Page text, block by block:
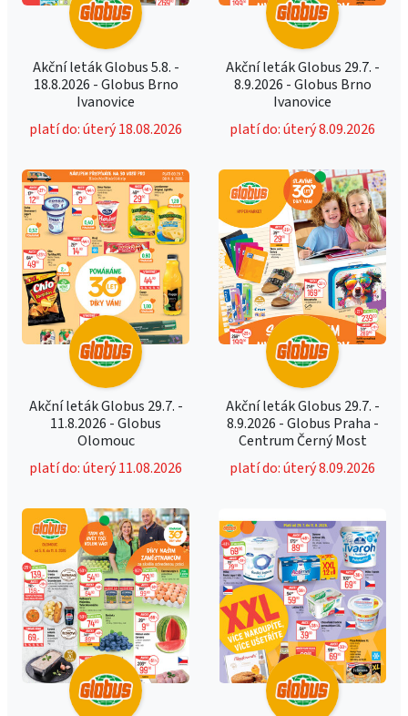
Akční leták Globus 5.8. -
18.8.2026 - Globus Brno
Ivanovice
platí do: úterý 18.08.2026
Akční leták Globus 29.7. -
8.9.2026 - Globus Brno
Ivanovice
platí do: úterý 8.09.2026
Akční leták Globus 29.7. -
11.8.2026 - Globus
Olomouc
platí do: úterý 11.08.2026
Akční leták Globus 29.7. -
8.9.2026 - Globus Praha -
Centrum Černý Most
platí do: úterý 8.09.2026